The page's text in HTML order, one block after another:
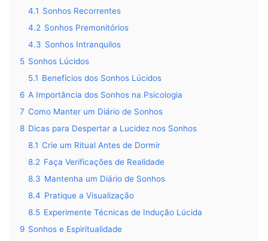
4.1 Sonhos Recorrentes
4.2 Sonhos Premonitórios
4.3 Sonhos Intranquilos
5 Sonhos Lúcidos
5.1 Benefícios dos Sonhos Lúcidos
6 A Importância dos Sonhos na Psicologia
7 Como Manter um Diário de Sonhos
8 Dicas para Despertar a Lucidez nos Sonhos
8.1 Crie um Ritual Antes de Dormir
8.2 Faça Verificações de Realidade
8.3 Mantenha um Diário de Sonhos
8.4 Pratique a Visualização
8.5 Experimente Técnicas de Indução Lúcida
9 Sonhos e Espiritualidade